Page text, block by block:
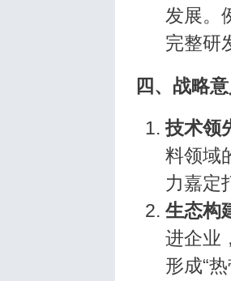
发展。
完整研
四、战略
技术领
料领域
力嘉定
生态构
进企业
形成“